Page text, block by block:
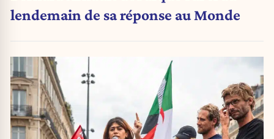
lendemain de sa réponse au Monde